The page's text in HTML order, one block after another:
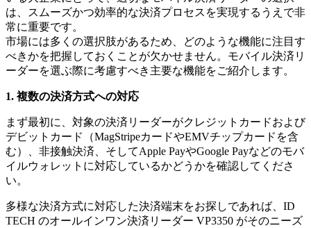
は、スムーズかつ効率的な決済プロセスを実現するうえで非
常に重要です。
市場には多くの選択肢があるため、どのような機能に注目す
べきかを把握しておくことが欠かせません。モバイル決済リ
ーダーを選ぶ際に考慮すべき主要な機能をご紹介します。
1. 複数の決済方式への対応
まず最初に、対象の決済リーダーがクレジットカードおよび
デビットカード（MagStripeカードやEMVチップカードを含
む）、非接触決済、そしてApple PayやGoogle Payなどのモバ
イルウォレットに対応しているかどうかを確認してくださ
い。
多様な決済方式に対応した決済端末をお探しであれば、ID
TECH のオールインワン決済リーダー VP3350 がそのニーズ